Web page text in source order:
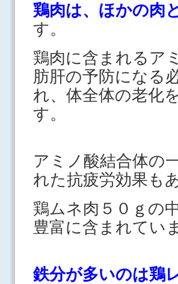
鶏肉は、ほかの肉
す。
鶏肉に含まれるア
肪肝の予防になる
れ、体全体の老化
す。
アミノ酸結合体の
れた抗疲労効果も
鶏ムネ肉５０ｇの
豊富に含まれてい
鉄分が多いのは鶏